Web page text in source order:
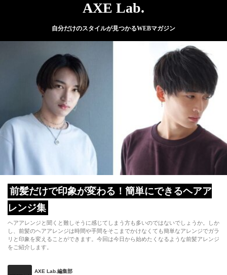
AXE Lab.
自分だけのスタイルが見つかるWEBマガジン
前髪だけで印象が変わる！簡単にできるヘアア
レンジ集
ヘアアレンジと聞くと難しそうに感じてしまう方も多いのではないでしょうか。しか
し、前髪のヘアアレンジは時間や手間をそこまでかけなくても簡単なアレンジでガラ
リと印象を変えることができます。今回は今日から始めたくなるような前髪アレンジ
をご紹介します。
AXE Lab.編集部